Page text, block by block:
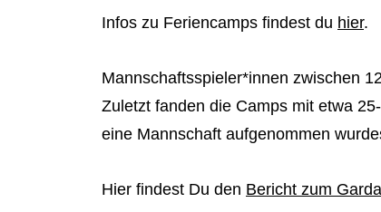
Infos zu Feriencamps findest du hier.
Mannschaftsspieler*innen zwischen
Zuletzt fanden die Camps mit etwa
eine Mannschaft aufgenommen
Hier findest Du den Bericht zum